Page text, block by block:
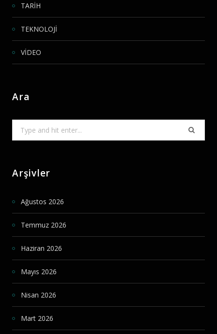
TARİH
TEKNOLOJİ
VİDEO
Ara
Arşivler
Ağustos 2026
Temmuz 2026
Haziran 2026
Mayıs 2026
Nisan 2026
Mart 2026